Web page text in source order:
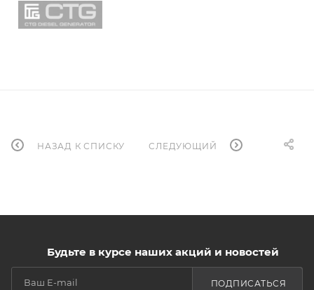
НАЗАД К СПИСКУ СЛЕДУЮЩИЙ
Будьте в курсе наших акций и новостей
ПОДПИСАТЬСЯ